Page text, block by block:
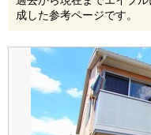
成した参考ページです。